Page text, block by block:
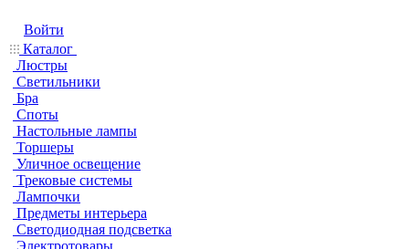
Войти
Каталог
Люстры
Светильники
Бра
Споты
Настольные лампы
Торшеры
Уличное освещение
Трековые системы
Лампочки
Предметы интерьера
Светодиодная подсветка
Электротовары